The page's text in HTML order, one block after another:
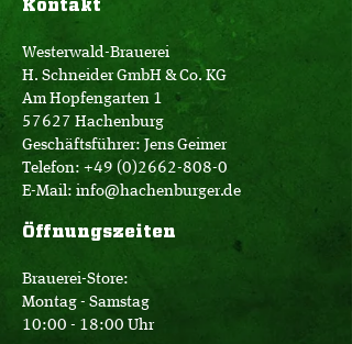
Kontakt
Westerwald-Brauerei
H. Schneider GmbH & Co. KG
Am Hopfengarten 1
57627 Hachenburg
Geschäftsführer: Jens Geimer
Telefon: +49 (0)2662-808-0
E-Mail: info@hachenburger.de
Öffnungszeiten
Brauerei-Store:
Montag - Samstag
10:00 - 18:00 Uhr